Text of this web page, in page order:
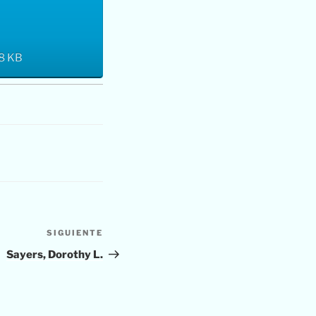
KB
entrada
SIGUIENTE
Sayers, Dorothy L.